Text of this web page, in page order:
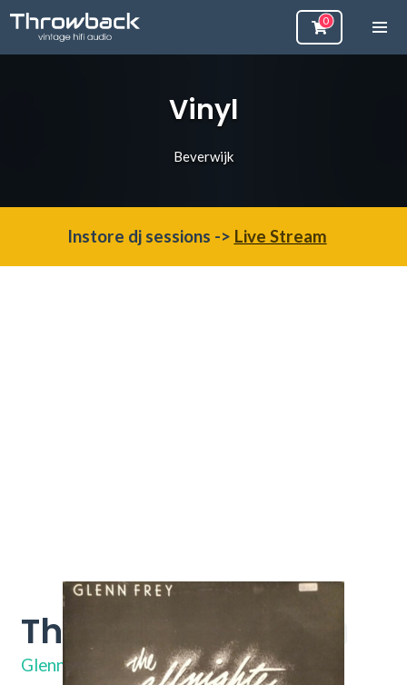
Vinyl
Beverwijk
Instore dj sessions -> Live Stream
The Allnighter
Glenn Frey